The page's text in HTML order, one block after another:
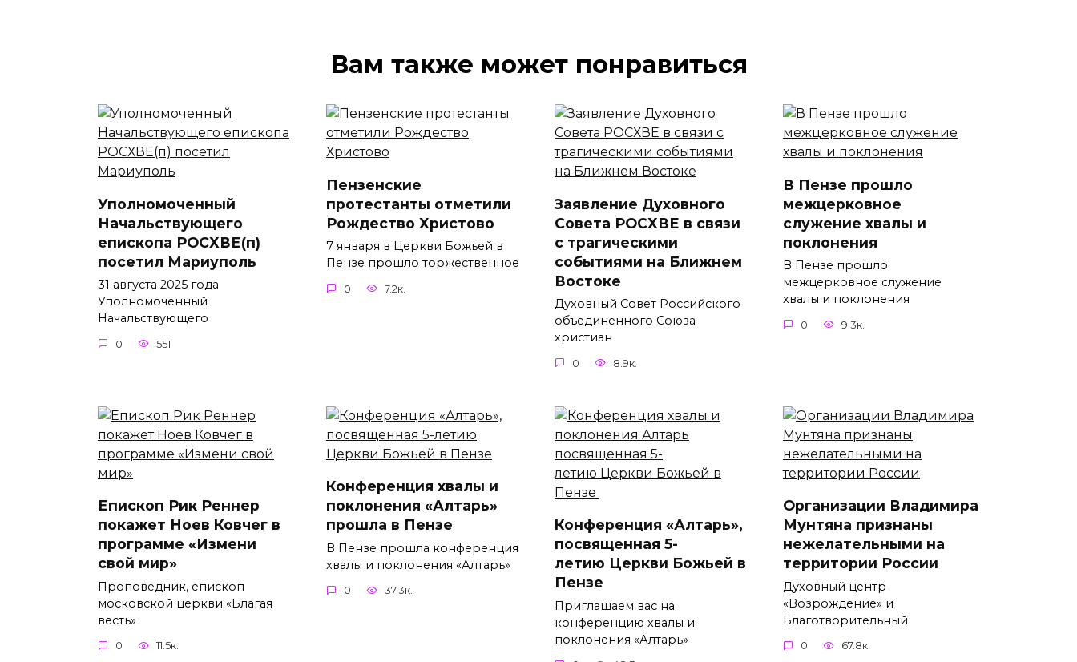
Вам также может понравиться
Уполномоченный
Начальствующего
епископа РОСХВЕ(п)
посетил Мариуполь
31 августа 2025 года
Уполномоченный
Начальствующего
0 551
Пензенские
протестанты отметили
Рождество Христово
7 января в Церкви Божьей в
Пензе прошло торжественное
0 7.2к.
Заявление Духовного
Совета РОСХВЕ в связи
с трагическими
событиями на Ближнем
Востоке
Духовный Совет Российского
объединенного Союза
христиан
0 8.9к.
В Пензе прошло
межцерковное
служение хвалы и
поклонения
В Пензе прошло
межцерковное служение
хвалы и поклонения
0 9.3к.
Епископ Рик Реннер
покажет Ноев Ковчег в
программе «Измени
свой мир»
Проповедник, епископ
московской церкви «Благая
весть»
0 11.5к.
Конференция хвалы и
поклонения «Алтарь»
прошла в Пензе
В Пензе прошла конференция
хвалы и поклонения «Алтарь»
0 37.3к.
Конференция «Алтарь»,
посвященная 5-
летию Церкви Божьей в
Пензе
Приглашаем вас на
конференцию хвалы и
поклонения «Алтарь»
Организации Владимира
Мунтяна признаны
нежелательными на
территории России
Духовный центр
«Возрождение» и
Благотворительный
0 67.8к.